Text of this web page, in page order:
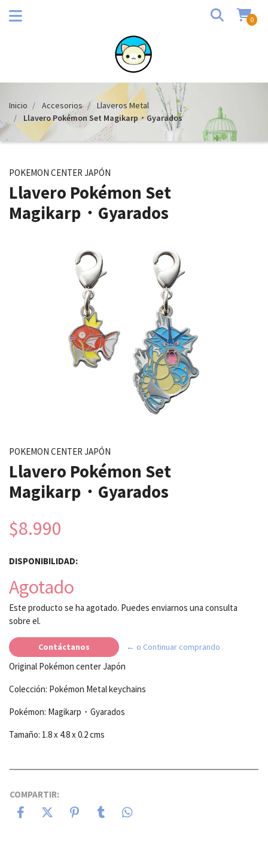
0
Inicio Accesorios
Llaveros Metal
Llavero Pokémon Set Magikarp・Gyarados
POKEMON CENTER JAPÓN
Llavero Pokémon Set
Magikarp・Gyarados
POKEMON CENTER JAPÓN
Llavero Pokémon Set
Magikarp・Gyarados
$8.990
DISPONIBILIDAD:
Agotado
Este producto se ha agotado. Puedes enviarnos una consulta
sobre el.
Contáctanos ← o Continuar comprando
Original Pokémon center Japón
Colección: Pokémon Metal keychains
Pokémon: Magikarp・Gyarados
Tamaño: 1.8 x 4.8 x 0.2 cms
COMPARTIR: